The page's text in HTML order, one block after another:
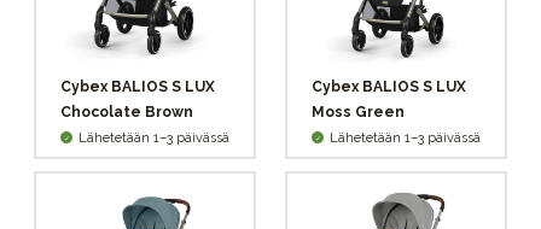
Cybex BALIOS S LUX
Chocolate Brown
Lähetetään 1–3 päivässä
Cybex BALIOS S LUX
Moss Green
Lähetetään 1–3 päivässä